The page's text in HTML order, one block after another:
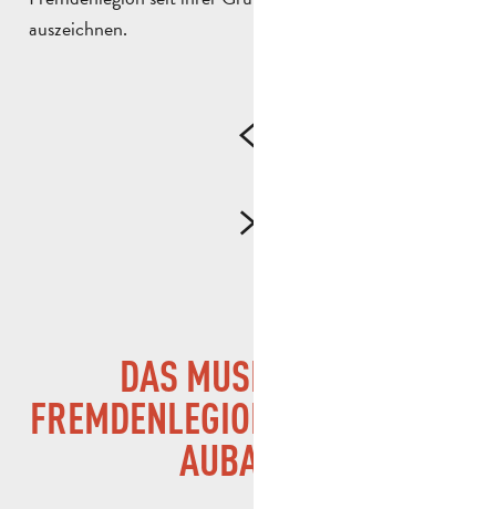
auszeichnen.
DAS MUSEUM DER
FREMDENLEGION, EIN MUSS IN
AUBAGNE